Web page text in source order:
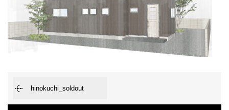
hinokuchi_soldout